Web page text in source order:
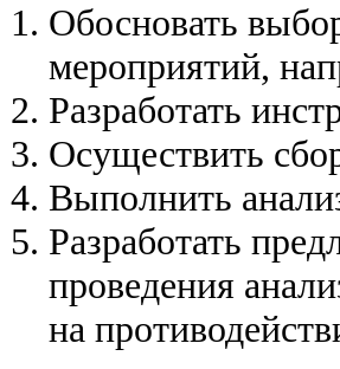
Обосновать
мероприятий,
Разработать
Осуществить
Выполнить
Разработать
проведения
на